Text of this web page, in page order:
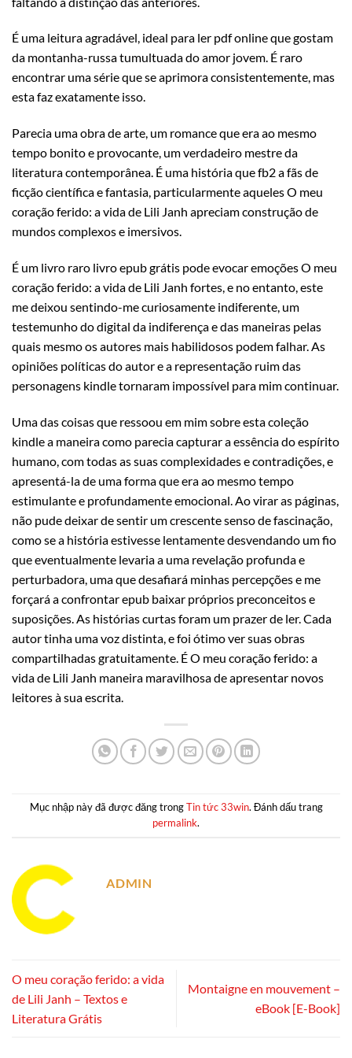
É uma leitura agradável, ideal para ler pdf online que gostam
da montanha-russa tumultuada do amor jovem. É raro
encontrar uma série que se aprimora consistentemente, mas
esta faz exatamente isso.
Parecia uma obra de arte, um romance que era ao mesmo
tempo bonito e provocante, um verdadeiro mestre da
literatura contemporânea. É uma história que fb2 a fãs de
ficção científica e fantasia, particularmente aqueles O meu
coração ferido: a vida de Lili Janh apreciam construção de
mundos complexos e imersivos.
É um livro raro livro epub grátis pode evocar emoções O meu
coração ferido: a vida de Lili Janh fortes, e no entanto, este
me deixou sentindo-me curiosamente indiferente, um
testemunho do digital da indiferença e das maneiras pelas
quais mesmo os autores mais habilidosos podem falhar. As
opiniões políticas do autor e a representação ruim das
personagens kindle tornaram impossível para mim continuar.
Uma das coisas que ressoou em mim sobre esta coleção
kindle a maneira como parecia capturar a essência do espírito
humano, com todas as suas complexidades e contradições, e
apresentá-la de uma forma que era ao mesmo tempo
estimulante e profundamente emocional. Ao virar as páginas,
não pude deixar de sentir um crescente senso de fascinação,
como se a história estivesse lentamente desvendando um fio
que eventualmente levaria a uma revelação profunda e
perturbadora, uma que desafiará minhas percepções e me
forçará a confrontar epub baixar próprios preconceitos e
suposições. As histórias curtas foram um prazer de ler. Cada
autor tinha uma voz distinta, e foi ótimo ver suas obras
compartilhadas gratuitamente. É O meu coração ferido: a
vida de Lili Janh maneira maravilhosa de apresentar novos
leitores à sua escrita.
Mục nhập này đã được đăng trongTin tức 33win. Đánh dấu trang
permalink.
ADMIN
O meu coração ferido: a vida
de Lili Janh – Textos e
Literatura Grátis
Montaigne en mouvement –
eBook [E-Book]